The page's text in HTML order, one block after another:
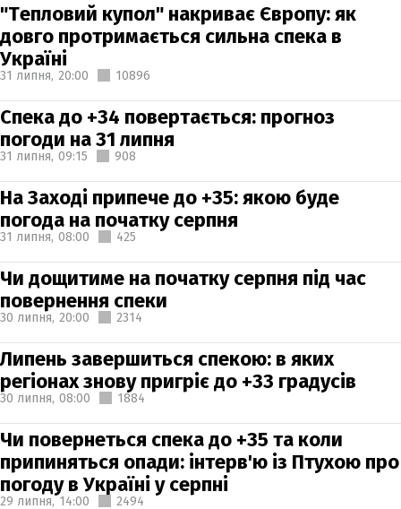
"Тепловий купол" накриває Європу: як
довго протримається сильна спека в
Україні
31 липня, 20:00 10896
Спека до +34 повертається: прогноз
погоди на 31 липня
31 липня, 09:15 908
На Заході припече до +35: якою буде
погода на початку серпня
31 липня, 08:00 425
Чи дощитиме на початку серпня під час
повернення спеки
30 липня, 20:00 2314
Липень завершиться спекою: в яких
регіонах знову пригріє до +33 градусів
30 липня, 08:00 1884
Чи повернеться спека до +35 та коли
припиняться опади: інтерв'ю із Птухою про
погоду в Україні у серпні
29 липня, 14:00 2494